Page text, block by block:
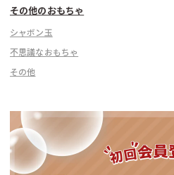
その他のおもちゃ
シャボン玉
不思議なおもちゃ
その他